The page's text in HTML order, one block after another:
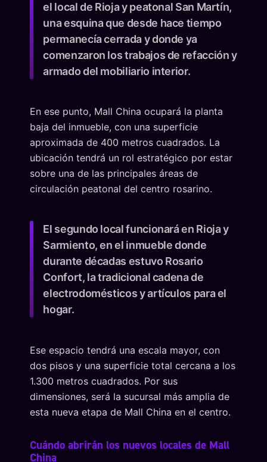
el local de Rioja y peatonal San Martín,
una esquina que desde hace tiempo
permanecía cerrada y donde ya
comenzaron los trabajos de refacción y
armado del mobiliario interior.
En ese punto, Mall China ocupará la planta
baja del inmueble, con una superficie
aproximada de 400 metros cuadrados. La
ubicación tendrá un rol estratégico por estar
sobre una de las principales áreas de
circulación peatonal del centro rosarino.
El segundo local funcionará en Rioja y
Sarmiento, en el inmueble donde
durante décadas estuvo Rosario
Confort, la tradicional cadena de
electrodomésticos y artículos para el
hogar.
Ese espacio tendrá una escala mayor, con
dos pisos y una superficie total cercana a los
1.300 metros cuadrados. Por sus
dimensiones, será la sucursal más amplia de
esta nueva etapa de Mall China en el centro.
Cuándo abrirán los nuevos locales de Mall
China